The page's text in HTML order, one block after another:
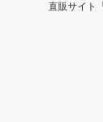
直販サイト